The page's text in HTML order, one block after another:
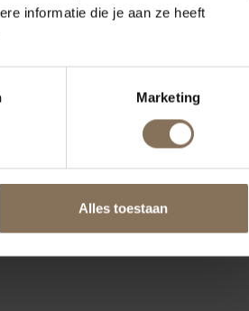
informatie die je aan ze heeft
Marketing
Alles toestaan